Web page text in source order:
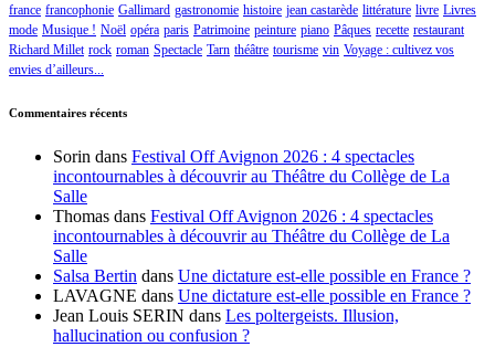
france francophonie Gallimard gastronomie histoire jean castarède littérature livre Livres
mode Musique ! Noël opéra paris Patrimoine peinture piano Pâques recette restaurant
Richard Millet rock roman Spectacle Tarn théâtre tourisme vin Voyage : cultivez vos
envies d’ailleurs...
Commentaires récents
Sorin dans Festival Off Avignon 2026 : 4 spectacles
incontournables à découvrir au Théâtre du Collège de La
Salle
Thomas dans Festival Off Avignon 2026 : 4 spectacles
incontournables à découvrir au Théâtre du Collège de La
Salle
Salsa Bertin dans Une dictature est-elle possible en France ?
LAVAGNE dans Une dictature est-elle possible en France ?
Jean Louis SERIN dans Les poltergeists. Illusion,
hallucination ou confusion ?